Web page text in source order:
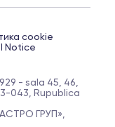
- sala 45, 46,
043, Rupublica
ГРУП»,
cookie
Notice